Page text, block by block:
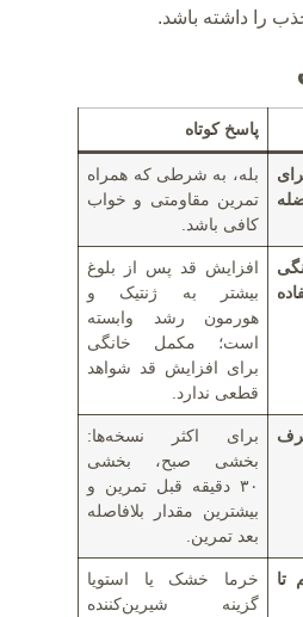
را داشته باشد.
پاسخ کوتاه
بله، به شرطی که همراه
تمرین مقاومتی و خواب
کافی باشد.
افزایش قد پس از بلوغ
بیشتر به ژنتیک و
هورمون رشد وابسته
است؛ مکمل خانگی
برای افزایش قد شواهد
قطعی ندارد.
برای اکثر نسخه‌ها:
بخشی صبح، بخشی
۳۰ دقیقه قبل تمرین و
بیشترین مقدار بلافاصله
بعد تمرین.
تا
خرما خشک یا استویا
گزینه‌ شیرین‌کننده